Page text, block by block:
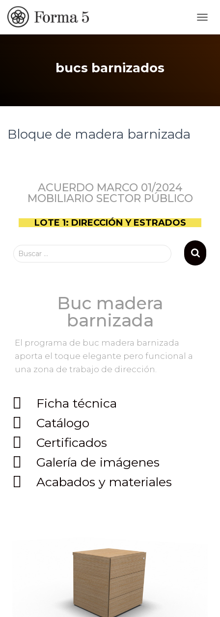
bucs barnizados
Bloque de madera barnizada
ACUERDO MARCO 01/2024
MOBILIARIO SECTOR PÚBLICO
LOTE 1: DIRECCIÓN Y ESTRADOS
Buscar …
Buc madera
barnizada
El programa de buc madera barnizada
aporta el toque elegante pero funcional a
una zona de trabajo de dirección.
Ficha técnica
Catálogo
Certificados
Galería de imágenes
Acabados y materiales